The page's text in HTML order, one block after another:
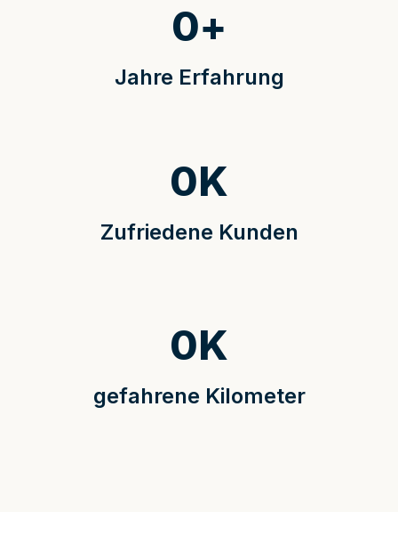
Jahre Erfahrung
0+
Zufriedene Kunden
0K
gefahrene Kilometer
0K